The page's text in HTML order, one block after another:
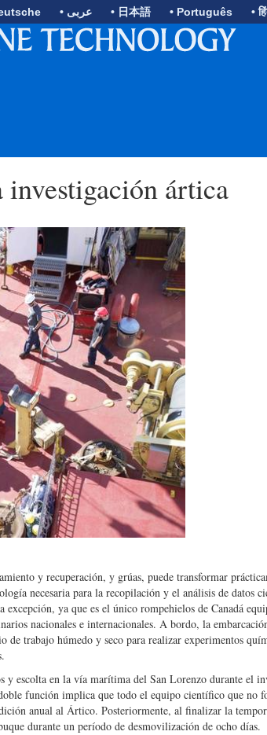
• عربى • 日本語 • Português •
ártica
y recuperación, y grúas, puede transformar
necesaria para la recopilación y el análisis de datos
excepción, ya que es el único rompehielos de Canadá
nacionales e internacionales. A bordo, la
trabajo húmedo y seco para realizar experimentos
y escolta en la vía marítima del San Lorenzo durante el
función implica que todo el equipo científico que no
anual al Ártico. Posteriormente, al finalizar la
durante un período de desmovilización de ocho días.